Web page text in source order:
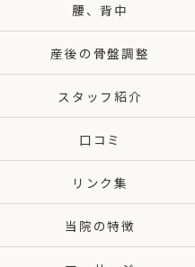
腰、背中
産後の骨盤調整
スタッフ紹介
口コミ
リンク集
当院の特徴